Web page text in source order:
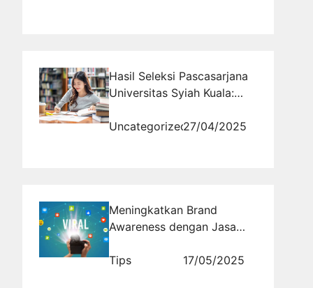
Hasil Seleksi Pascasarjana
Universitas Syiah Kuala:
Semester Ganjil 2025/2026
Uncategorized27/04/2025
Meningkatkan Brand
Awareness dengan Jasa
Rajakomen.com Dapat
Tips 17/05/2025